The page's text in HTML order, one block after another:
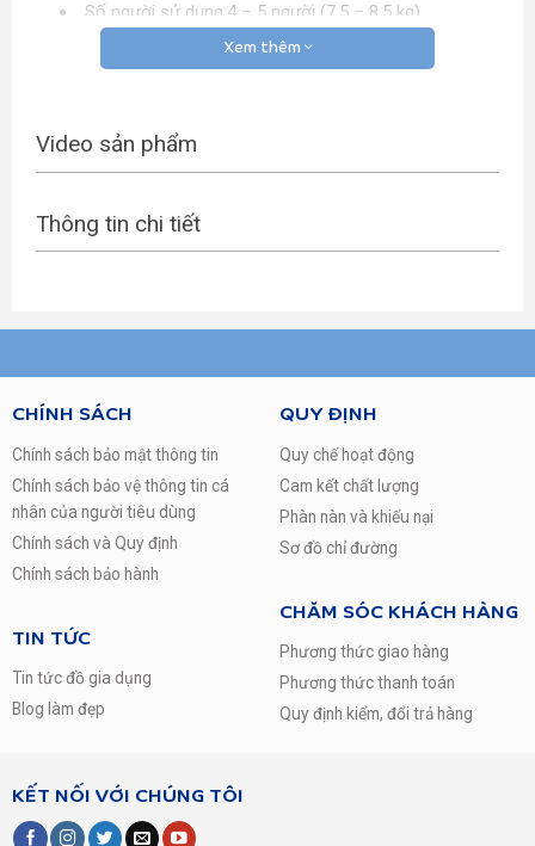
Số người sử dụng:4 – 5 người (7.5 – 8.5 kg)
Kích thước – Khối lượng:Cao 84.5 cm – Ngang 60
cm – Sâu 61 cm – Nặng 61 kg
Năm ra mắt:2018
Thiết kế đơn giản, gần gũi với người dùng
không kém phần hiện đại với thiết kế song ngữ điều khiển
và màn hình led hiển thị. Máy có khối lượng giặt 8kg thích
hợp cho những gia đình từ 4 – 5 người.
năng, tăng tuổi thọ
Quên đi nỗi lo về hóa đơn tiền điện tăng mỗi tháng, máy
Xem thêm
Video sản phẩm
Thông tin chi tiết
CHÍNH SÁCH
Chính sách bảo mật thông tin
Chính sách bảo vệ thông tin cá
nhân của người tiêu dùng
Chính sách và Quy định
Chính sách bảo hành
TIN TỨC
Tin tức đồ gia dụng
Blog làm đẹp
QUY ĐỊNH
Quy chế hoạt động
Cam kết chất lượng
Phàn nàn và khiếu nại
Sơ đồ chỉ đường
CHĂM SÓC KHÁCH HÀNG
Phương thức giao hàng
Phương thức thanh toán
Quy định kiểm, đổi trả hàng
KẾT NỐI VỚI CHÚNG TÔI